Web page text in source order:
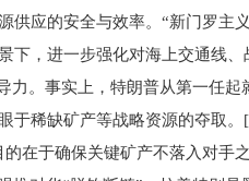
应的安全与效率。“新门罗主
，进一步强化对海上交通线、
。事实上，特朗普从第一任
稀缺矿产等战略资源的夺取
在于确保关键矿产不落入对